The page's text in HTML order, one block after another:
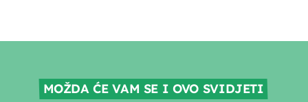
MOŽDA ĆE VAM SE I OVO SVIDJETI